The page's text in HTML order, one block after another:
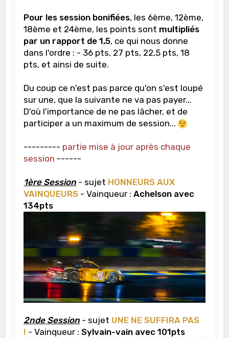
Pour les session bonifiées, les 6ème, 12ème,
18ème et 24ème, les points sont multipliés
par un rapport de 1,5, ce qui nous donne
dans l'ordre : - 36 pts, 27 pts, 22,5 pts, 18
pts, et ainsi de suite.
Du coup ce n'est pas parce qu'on s'est loupé
sur une, que la suivante ne va pas payer...
D'où l'importance de ne pas lâcher, et de
participer a un maximum de session...
--------- partie mise à jour après chaque
session ------
1ère Session - sujet HONNEURS AUX
VAINQUEURS - Vainqueur :Achelson avec
134pts
2nde Session - sujet UNE NE SUFFIRA PAS
! - Vainqueur :Sylvain-vain avec 101pts